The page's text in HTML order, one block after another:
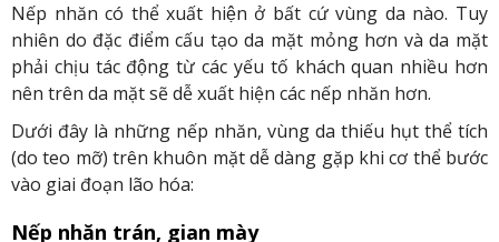
Nếp nhăn có thể xuất hiện ở bất cứ vùng da nào. Tuy
nhiên do đặc điểm cấu tạo da mặt mỏng hơn và da mặt
phải chịu tác động từ các yếu tố khách quan nhiều hơn
nên trên da mặt sẽ dễ xuất hiện các nếp nhăn hơn.
Dưới đây là những nếp nhăn, vùng da thiếu hụt thể tích
(do teo mỡ) trên khuôn mặt dễ dàng gặp khi cơ thể bước
vào giai đoạn lão hóa:
Nếp nhăn trán, gian mày